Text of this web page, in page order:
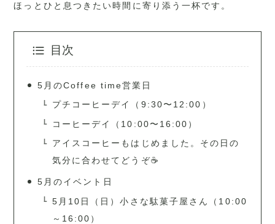
ほっとひと息つきたい時間に寄り添う一杯です。
目次
5月のCoffee time営業日
プチコーヒーデイ（9:30〜12:00）
コーヒーデイ（10:00〜16:00）
アイスコーヒーもはじめました。その日の
気分に合わせてどうぞ☕
5月のイベント日
5月10日（日）小さな駄菓子屋さん（10:00
～16:00）